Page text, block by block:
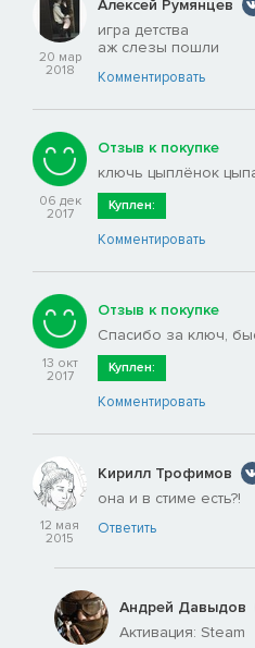
20 мар
2018
Алексей Румянцев
игра детства
аж слезы пошли
Комментировать
06 дек
2017
Отзыв к покупке
ключь цыплёнок
Куплен:
Комментировать
13 окт
2017
Отзыв к покупке
Cпасибо за ключ,
Куплен:
Комментировать
12 мая
2015
Кирилл Трофимов
она и в стиме есть?!
Ответить
Андрей Давыдов
Активация: Steam